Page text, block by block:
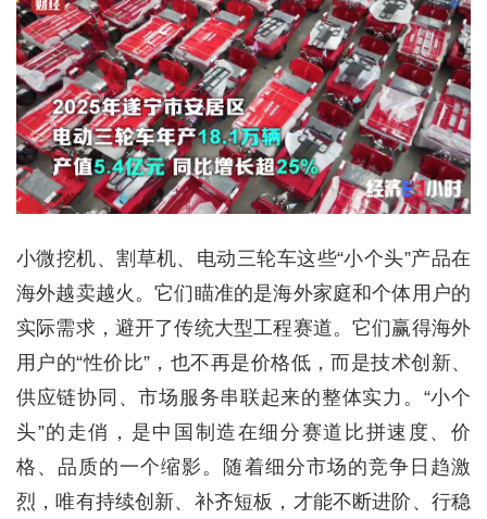
小微挖机、割草机、电动三轮车这些“小个头”产品在
海外越卖越火。它们瞄准的是海外家庭和个体用户的
实际需求，避开了传统大型工程赛道。它们赢得海外
用户的“性价比”，也不再是价格低，而是技术创新、
供应链协同、市场服务串联起来的整体实力。“小个
头”的走俏，是中国制造在细分赛道比拼速度、价
格、品质的一个缩影。随着细分市场的竞争日趋激
烈，唯有持续创新、补齐短板，才能不断进阶、行稳